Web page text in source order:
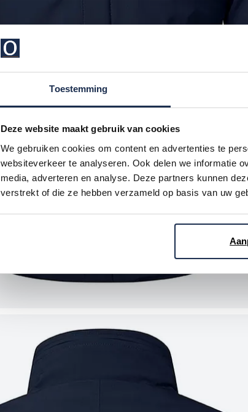
Toestemming
Deze website maakt gebruik van cookies
We gebruiken cookies om content en advertenties te
websiteverkeer te analyseren. Ook delen we informatie
media, adverteren en analyse. Deze partners kunnen
verstrekt of die ze hebben verzameld op basis van uw